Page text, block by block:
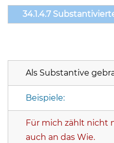
34.1.4.7
Als Substantive
Beispiele:
Für mich zählt nicht
auch an das Wie.